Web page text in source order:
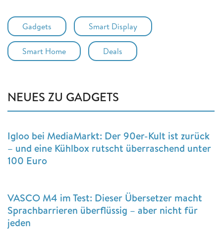
Gadgets Smart Display
Smart Home Deals
NEUES ZU GADGETS
Igloo bei MediaMarkt: Der 90er-Kult ist zurück
– und eine Kühlbox rutscht überraschend unter
100 Euro
VASCO M4 im Test: Dieser Übersetzer macht
Sprachbarrieren überflüssig – aber nicht für
jeden